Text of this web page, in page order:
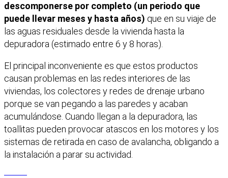
descomponerse por completo (un periodo que
puede llevar meses y hasta años) que en su viaje de
las aguas residuales desde la vivienda hasta la
depuradora (estimado entre 6 y 8 horas).
El principal inconveniente es que estos productos
causan problemas en las redes interiores de las
viviendas, los colectores y redes de drenaje urbano
porque se van pegando a las paredes y acaban
acumulándose. Cuando llegan a la depuradora, las
toallitas pueden provocar atascos en los motores y los
sistemas de retirada en caso de avalancha, obligando a
la instalación a parar su actividad.